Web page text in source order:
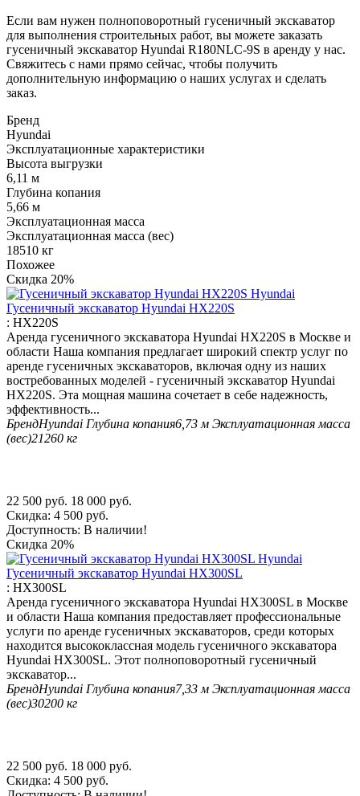
Если вам нужен полноповоротный гусеничный экскаватор
для выполнения строительных работ, вы можете заказать
гусеничный экскаватор Hyundai R180NLC-9S в аренду у нас.
Свяжитесь с нами прямо сейчас, чтобы получить
дополнительную информацию о наших услугах и сделать
заказ.
Бренд
Hyundai
Эксплуатационные характеристики
Высота выгрузки
6,11 м
Глубина копания
5,66 м
Эксплуатационная масса
Эксплуатационная масса (вес)
18510 кг
Похожее
Скидка 20%
Гусеничный экскаватор Hyundai HX220S
: HX220S
Аренда гусеничного экскаватора Hyundai HX220S в Москве и
области Наша компания предлагает широкий спектр услуг по
аренде гусеничных экскаваторов, включая одну из наших
востребованных моделей - гусеничный экскаватор Hyundai
HX220S. Эта мощная машина сочетает в себе надежность,
эффективность...
БрендHyundai Глубина копания6,73 м Эксплуатационная масса
(вес)21260 кг
22 500 руб. 18 000 руб.
Скидка: 4 500 руб.
Доступность: В наличии!
Скидка 20%
Гусеничный экскаватор Hyundai HX300SL
: HX300SL
Аренда гусеничного экскаватора Hyundai HX300SL в Москве
и области Наша компания предоставляет профессиональные
услуги по аренде гусеничных экскаваторов, среди которых
находится высококлассная модель гусеничного экскаватора
Hyundai HX300SL. Этот полноповоротный гусеничный
экскаватор...
БрендHyundai Глубина копания7,33 м Эксплуатационная масса
(вес)30200 кг
22 500 руб. 18 000 руб.
Скидка: 4 500 руб.